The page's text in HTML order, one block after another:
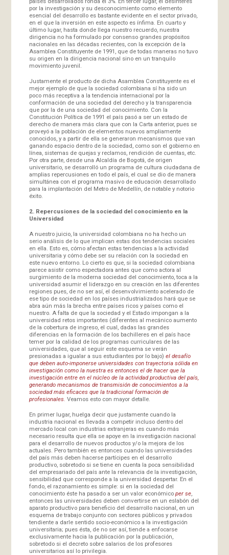
por la investigación y su desconocimiento como elemento
esencial del desarrollo es bastante evidente en el sector privado,
en el que la inversión en este aspecto es ínfima. En cuarto y
último lugar, hasta donde llega nuestro recuerdo, nuestra
dirigencia no ha formulado por consenso grandes propósitos
nacionales en las décadas recientes, con la excepción de la
Asamblea Constituyente de 1991, que de todas maneras no tuvo
su origen en la dirigencia nacional sino en un tranquilo
movimiento juvenil.
Justamente el producto de dicha Asamblea Constituyente es el
mejor ejemplo de que la sociedad colombiana sí ha sido un
poco más receptiva a la tendencia internacional por la
conformación de una sociedad del derecho y la transparencia
que por la de una sociedad del conocimiento. Con la
Constitución Política de 1991 el país pasó a ser un estado de
derecho de manera más clara que con la Carta anterior, pues se
proveyó a la población de elementos nuevos ampliamente
conocidos, y a partir de ella se generaron mecanismos que van
ganando espacio dentro de la sociedad, como son el gobierno en
línea, sistemas de quejas y reclamos, rendición de cuentas, etc.
Por otra parte, desde una Alcaldía de Bogotá, de origen
universitario, se desarrolló un programa de cultura ciudadana de
amplias repercusiones en todo el país, el cual se dio de manera
simultánea con el programa masivo de educación desarrollado
para la implantación del Metro de Medellín, de notable y notorio
éxito.
2. Repercusiones de la sociedad del conocimiento en la
Universidad
A nuestro juicio, la universidad colombiana no ha hecho un
serio análisis de lo que implican estas dos tendencias sociales
en ella. Esto es, cómo afectan estas tendencias a la actividad
universitaria y cómo debe ser su relación con la sociedad en
este nuevo entorno. Lo cierto es que, si la sociedad colombiana
parece asistir como espectadora antes que como actora al
surgimiento de la moderna sociedad del conocimiento, toca a la
universidad asumir el liderazgo en su creación en las diferentes
regiones pues, de no ser así, el desenvolvimiento acelerado de
ese tipo de sociedad en los países industrializados hará que se
abra aún más la brecha entre países ricos y países como el
nuestro. A falta de que la sociedad y el Estado impongan a la
universidad retos importantes (diferentes al mecánico aumento
de la cobertura de ingreso, el cual, dadas las grandes
diferencias en la formación de los bachilleres en el país hace
temer por la calidad de los programas curriculares de las
universidades, que al seguir este esquema se verán
presionadas a igualar a sus estudiantes por lo bajo) el desafío
que deben auto-imponerse universidades con trayectoria sólida en
investigación como la nuestra es entonces el de hacer que la
investigación entre en el núcleo de la actividad productiva del país,
generando mecanismos de transmisión de conocimientos a la
sociedad más eficaces que la tradicional formación de
profesionales. Veamos esto con mayor detalle.
En primer lugar, huelga decir que justamente cuando la
industria nacional es llevada a competir incluso dentro del
mercado local con industrias extranjeras es cuando más
necesario resulta que ella se apoye en la investigación nacional
para el desarrollo de nuevos productos y/o la mejora de los
actuales. Pero también es entonces cuando las universidades
del país más deben hacerse partícipes en el desarrollo
productivo, sobretodo si se tiene en cuenta la poca sensibilidad
del empresariado del país ante la relevancia de la investigación,
sensibilidad que corresponde a la universidad despertar. En el
fondo, el razonamiento es simple: si en la sociedad del
conocimiento éste ha pasado a ser un valor económico per se,
entonces las universidades deben convertirse en un eslabón del
aparato productivo para beneficio del desarrollo nacional, en un
esquema de trabajo conjunto con sectores públicos y privados
tendiente a darle sentido socio-económico a la investigación
universitaria; pues ésta, de no ser así, tiende a enfocarse
exclusivamente hacia la publicación por la publicación,
sobretodo si el decreto sobre salarios de los profesores
universitarios así lo privilegia.